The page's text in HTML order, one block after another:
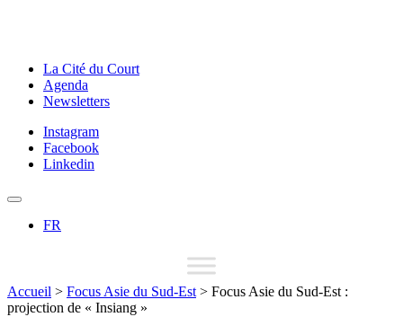
La Cité du Court
Agenda
Newsletters
Instagram
Facebook
Linkedin
FR
Accueil > Focus Asie du Sud-Est > Focus Asie du Sud-Est :
projection de « Insiang »